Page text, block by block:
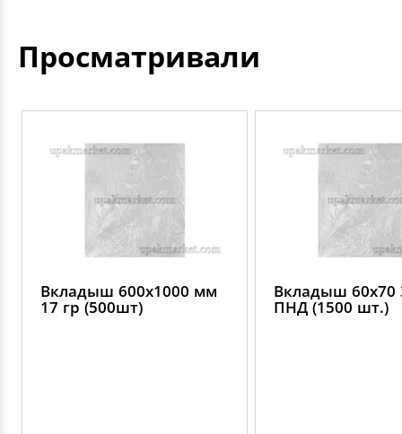
Просматривали
Вкладыш 600х1000 мм
17 гр (500шт)
Вкладыш 60х70
ПНД (1500 шт.)